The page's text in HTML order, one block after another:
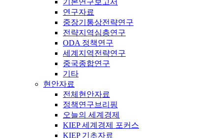
연구자료
중장기통상전략연구
전략지역심층연구
ODA 정책연구
세계지역전략연구
중국종합연구
기타
현안자료
전체현안자료
정책연구브리핑
오늘의 세계경제
KIEP 세계경제 포커스
KIEP 기초자료